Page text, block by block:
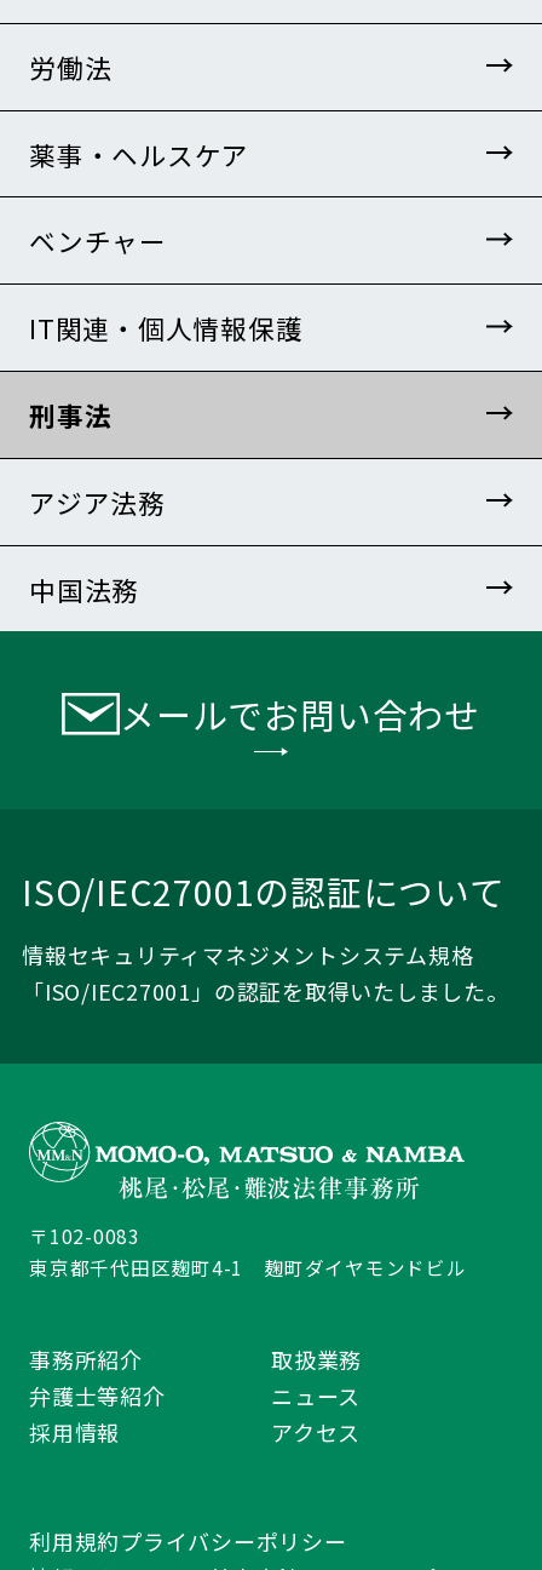
労働法
薬事・ヘルスケア
ベンチャー
IT関連・個人情報保護
刑事法
アジア法務
中国法務
メールでお問い合わせ
ISO/IEC27001の認証について
情報セキュリティマネジメントシステム規格
「ISO/IEC27001」の認証を取得いたしました。
〒102-0083
東京都千代田区麹町4-1 麹町ダイヤモンドビル
事務所紹介
取扱業務
弁護士等紹介
ニュース
採用情報
アクセス
利用規約プライバシーポリシー